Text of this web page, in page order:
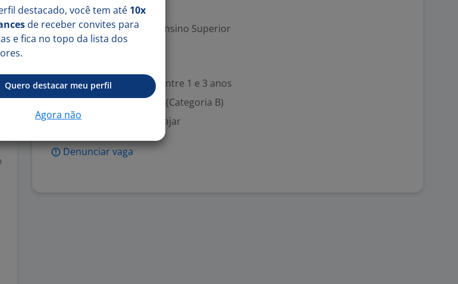
Exigências
Escolaridade Mínima: Ensino Superior
Experiência desejada: Entre 1 e 3 anos
Habilitação para dirigir (Categoria B)
Disponibilidade para viajar
Denunciar vaga
destacado, você tem até 10x
de receber convites para
e fica no topo da lista dos
Quero destacar meu perfil
Agora não